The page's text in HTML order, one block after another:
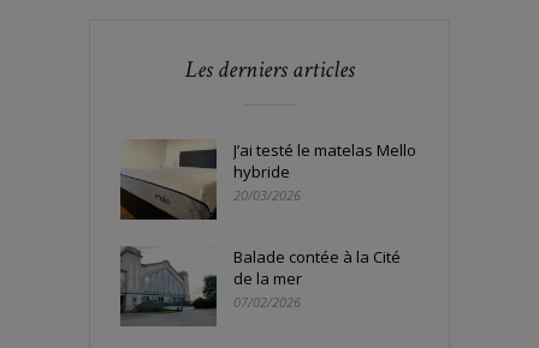
Les derniers articles
J’ai testé le matelas Mello
hybride
20/03/2026
Balade contée à la Cité
de la mer
07/02/2026